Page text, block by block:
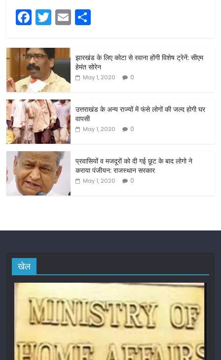
F
c
e
b
o
o
k
T
itt
er
E
ar
e
झारखंड के लिए कोटा से रवाना होंगी विशेष ट्रेनें: सीएम
हेमंत सोरेन
May 1, 2020 0
उत्तराखंड के अन्य राज्यों में फंसे लोगों की जल्द होगी घर
वापसी
May 1, 2020 0
प्रवासियों व मजदूरों को दी गई छूट के बाद लोगो ने
कराया पंजीयन: राजस्थान सरकार
May 1, 2020 0
खेल